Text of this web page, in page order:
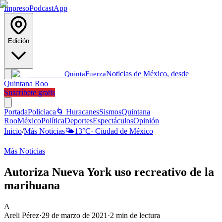
ImpresoPodcastApp
Edición
QuintaFuerzaNoticias de México, desde
Quintana Roo
Suscríbete gratis
PortadaPoliciaca 🌀 HuracanesSismosQuintana
RooMéxicoPolíticaDeportesEspectáculosOpinión
Inicio/Más Noticias🌤️13°C· Ciudad de México
Más Noticias
Autoriza Nueva York uso recreativo de la
marihuana
A
Areli Pérez·29 de marzo de 2021 ·2 min de lectura